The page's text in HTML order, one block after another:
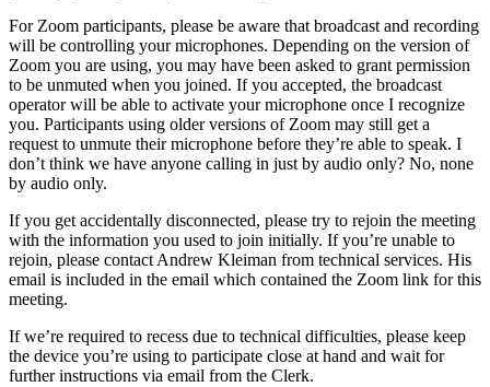
For Zoom participants, please be aware that broadcast and recording
will be controlling your microphones. Depending on the version of
Zoom you are using, you may have been asked to grant permission
to be unmuted when you joined. If you accepted, the broadcast
operator will be able to activate your microphone once I recognize
you. Participants using older versions of Zoom may still get a
request to unmute their microphone before they’re able to speak. I
don’t think we have anyone calling in just by audio only? No, none
by audio only.
If you get accidentally disconnected, please try to rejoin the meeting
with the information you used to join initially. If you’re unable to
rejoin, please contact Andrew Kleiman from technical services. His
email is included in the email which contained the Zoom link for this
meeting.
If we’re required to recess due to technical difficulties, please keep
the device you’re using to participate close at hand and wait for
further instructions via email from the Clerk.